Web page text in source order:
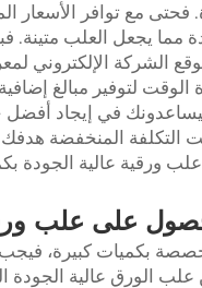
فحتى مع توافر الأسعار
مما يجعل العلب متينة.
الشركة الإلكتروني
لتوفير مبالغ
في إيجاد أفضل
المنخفضة هدفك
ورقية عالية الجودة
على علب
بكميات كبيرة، فيجب
الورق عالية الجودة